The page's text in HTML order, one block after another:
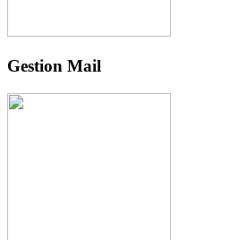
Gestion Mail